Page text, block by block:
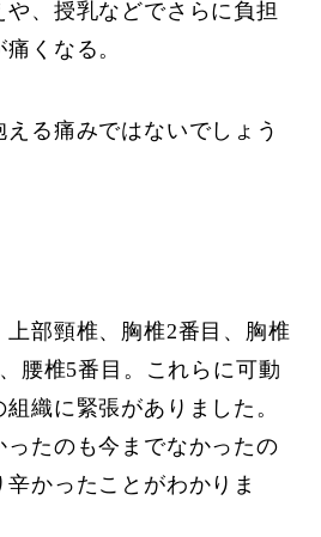
、授乳などでさらに負担
くなる。
る痛みではないでしょう
部頸椎、胸椎2番目、胸椎
腰椎5番目。これらに可動
織に緊張がありました。
ったのも今までなかったの
かったことがわかりま